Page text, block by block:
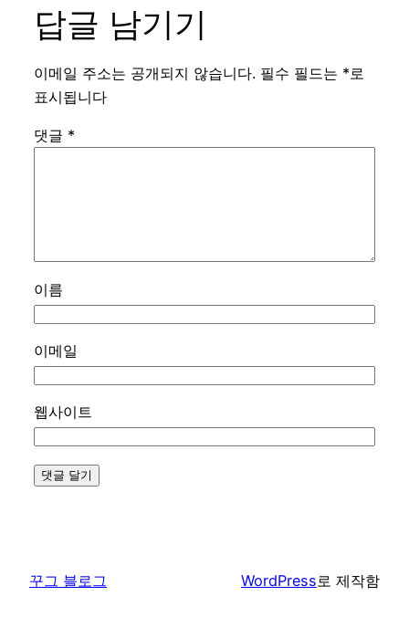
답글 남기기
이메일 주소는 공개되지 않습니다. 필수 필드는 *로
표시됩니다
댓글 *
이름
이메일
웹사이트
꾸그 블로그 WordPress로 제작함